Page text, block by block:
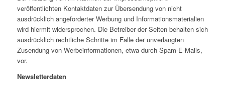
veröffentlichten Kontaktdaten zur Übersendung von nicht
ausdrücklich angeforderter Werbung und Informationsmaterialien
wird hiermit widersprochen. Die Betreiber der Seiten behalten sich
ausdrücklich rechtliche Schritte im Falle der unverlangten
Zusendung von Werbeinformationen, etwa durch Spam-E-Mails,
vor.
Newsletterdaten